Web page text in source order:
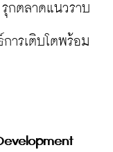
กตลาดแนวราบ
ารเติบโตพร้อม